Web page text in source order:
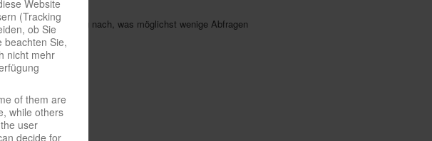
von Alan Turing nach, was möglichst wenige Abfragen
Website
(Tracking
ob Sie
beachten Sie,
nicht mehr
of them are
while others
user
decide for